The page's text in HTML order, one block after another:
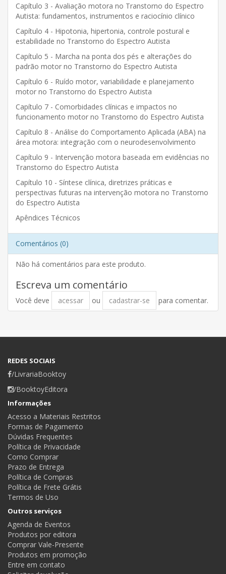
Capítulo 3 - Avaliação motora no Transtorno do Espectro
Autista: fundamentos, instrumentos e raciocínio clínico
Capítulo 4 - Hipotonia, hipertonia, controle postural e
estabilidade no Transtorno do Espectro Autista
Capítulo 5 - Marcha na ponta dos pés e alterações do
padrão motor no Transtorno do Espectro Autista
Capítulo 6 - Ruído motor, variabilidade e planejamento
motor no Transtorno do Espectro Autista
Capítulo 7 - Comorbidades clínicas e impactos no
funcionamento motor no Transtorno do Espectro Autista
Capítulo 8 - Análise do Comportamento Aplicada (ABA) na
área motora: integração com o neurodesenvolvimento
Capítulo 9 - Intervenção motora baseada em evidências no
Transtorno do Espectro Autista
Capítulo 10 - Síntese clínica, diretrizes práticas e
perspectivas futuras na intervenção motora no Transtorno
do Espectro Autista
Apêndices Técnicos
Comentários (0)
Não há comentários para este produto.
Escreva um comentário
Você deve acessar ou cadastrar-se para comentar.
REDES SOCIAIS
/LivrariaBooktoy
/BooktoyEditora
Informações
Acesso a Materiais Restritos
Formas de Pagamento
Dúvidas Frequentes
Política de Privacidade
Como Comprar
Prazo de Entrega
Política de Compras
Política de Frete Grátis
Termos de Uso
Outros serviços
Agenda de Eventos
Produtos por editora
Comprar Vale-Presente
Produtos em promoção
Entre em contato